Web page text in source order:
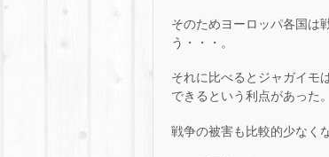
そのためヨーロッパ各国は
う・・・。
それに比べるとジャガイモ
できるという利点があった。
戦争の被害も比較的少なく